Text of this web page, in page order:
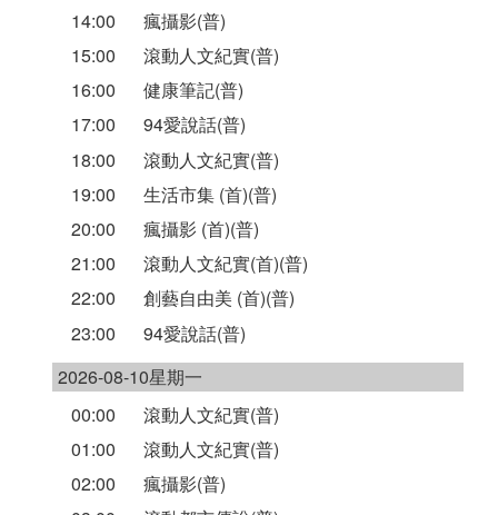
14:00
瘋攝影(普)
15:00
滾動人文紀實(普)
16:00
健康筆記(普)
17:00
94愛說話(普)
18:00
滾動人文紀實(普)
19:00
生活市集 (首)(普)
20:00
瘋攝影 (首)(普)
21:00
滾動人文紀實(首)(普)
22:00
創藝自由美 (首)(普)
23:00
94愛說話(普)
2026-08-10星期一
00:00
滾動人文紀實(普)
01:00
滾動人文紀實(普)
02:00
瘋攝影(普)